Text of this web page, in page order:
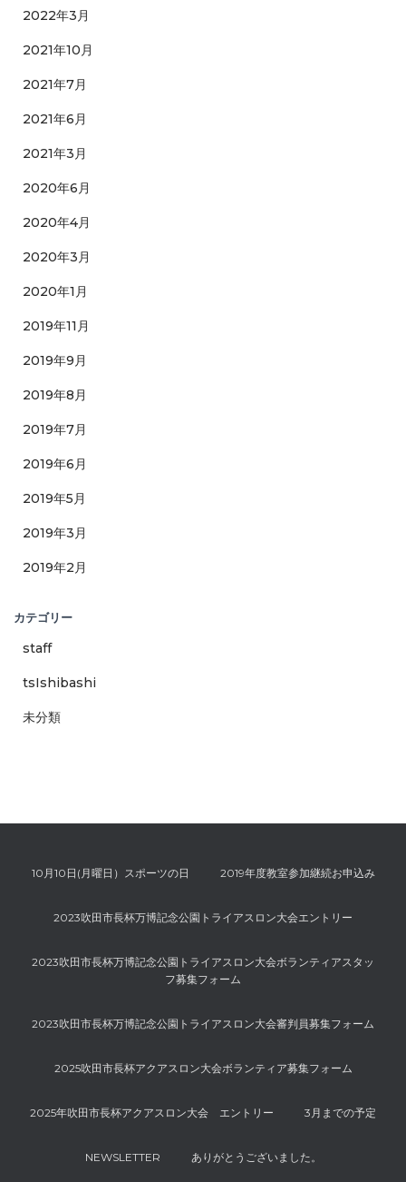
2022年3月
2021年10月
2021年7月
2021年6月
2021年3月
2020年6月
2020年4月
2020年3月
2020年1月
2019年11月
2019年9月
2019年8月
2019年7月
2019年6月
2019年5月
2019年3月
2019年2月
カテゴリー
staff
tsIshibashi
未分類
10月10日(月曜日）スポーツの日 2019年度教室参加継続お申込み
2023吹田市長杯万博記念公園トライアスロン大会エントリー
2023吹田市長杯万博記念公園トライアスロン大会ボランティアスタッ
フ募集フォーム
2023吹田市長杯万博記念公園トライアスロン大会審判員募集フォーム
2025吹田市長杯アクアスロン大会ボランティア募集フォーム
2025年吹田市長杯アクアスロン大会 エントリー 3月までの予定
NEWSLETTER ありがとうございました。